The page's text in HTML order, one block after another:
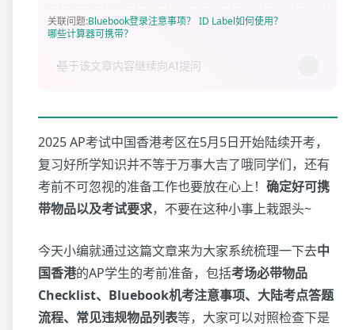
关联问题:Bluebook登录注意事项？ ID Label如何使用？
哪些计算器可携带？
2025 AP考试中国香港考区在5月5日开始陆续开考，
复习好所学知识并不等于万事大吉了哦同学们，还有
考前不可忽视的准备工作也要放在心上！ 确定好可携
带物品以及考试要求，不要在这种小事上栽跟头~
今天小编就通过这篇文章来为大家系统梳理一下去中
国香港的AP学生的考前准备，包括考场必带物品
Checklist、Bluebook机考注意事项、大陆考点答题
流程、常见违规物品列表等，大家可以对照检查下是